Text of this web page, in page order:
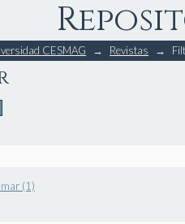
CESMAG → Revistas →
(1)